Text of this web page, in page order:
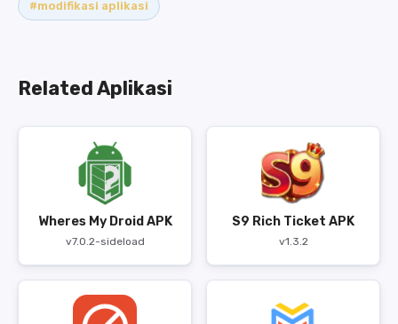
#modifikasi aplikasi
Related Aplikasi
Wheres My Droid APK
v7.0.2-sideload
S9 Rich Ticket APK
v1.3.2